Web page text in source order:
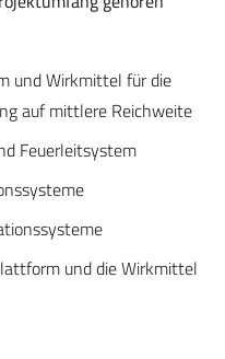
und Wirkmittel für die
auf mittlere Reichweite
Feuerleitsystem
und die Wirkmittel